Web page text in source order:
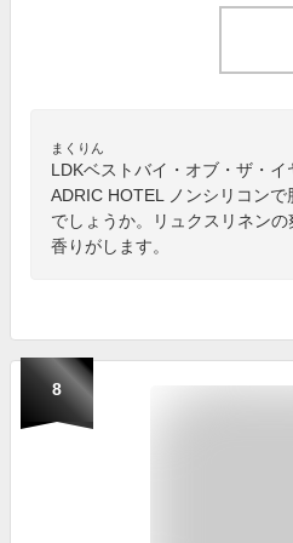
まくりん
LDKベストバイ・オブ・ザ・
ADRIC HOTEL ノンシリコン
でしょうか。リュクスリネン
香りがします。
8